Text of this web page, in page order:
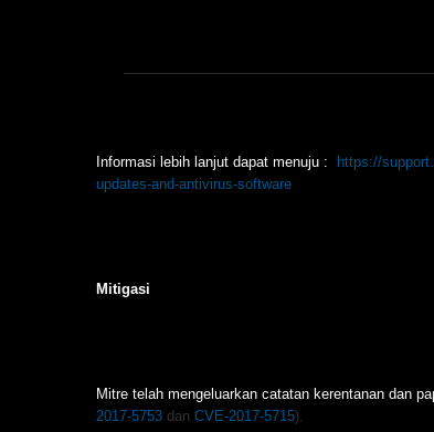
Informasi lebih lanjut dapat menuju :
https://
updates-and-antivirus-software
Mitigasi
Mitre telah mengeluarkan catatan kerentanan dan
2017-5753 dan CVE-2017-5715).